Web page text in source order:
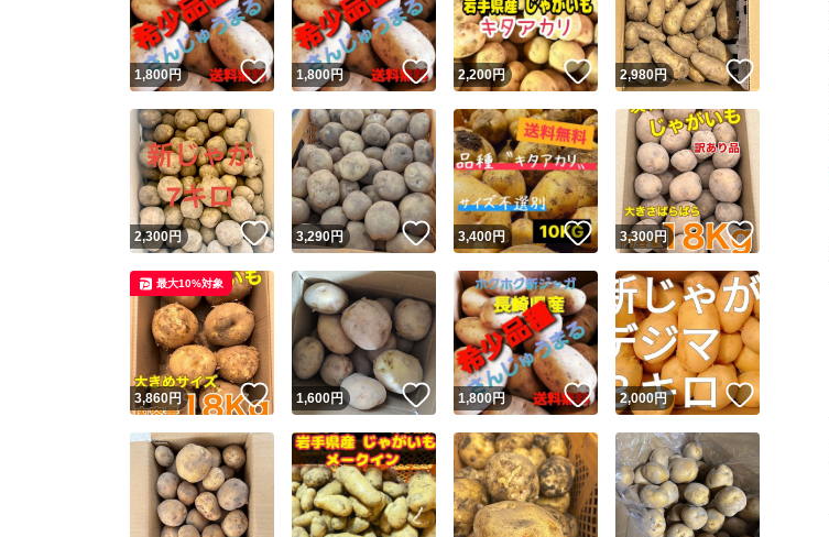
1,800円 いいね！
1,800円 いいね！
2,200円 いいね！
2,980円
2,300円 いいね！
3,290円 いいね！
3,400円 いいね！
3,300円 いいね！
3,860円 いいね！
最大10%対象
1,600円 いいね！
1,800円 いいね！
2,000円 いいね！